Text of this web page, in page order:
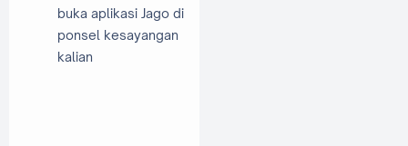
buka aplikasi Jago di
ponsel kesayangan
kalian